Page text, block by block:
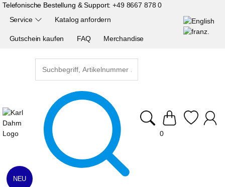
Telefonische Bestellung & Support:+49 8667 878 0
Service Katalog anfordern
Gutschein kaufen FAQ Merchandise
0
NEU